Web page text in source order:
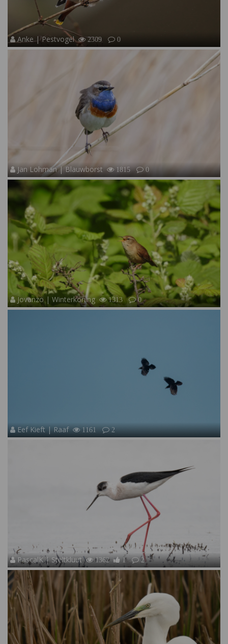
Anke | Pestvogel 2309 0
Jan Lohman | Blauwborst 1815 0
Jovanzo | Winterkoning 1313 0
Eef Kieft | Raaf 1161 2
PascalK | Steltkluut 1362 1 2